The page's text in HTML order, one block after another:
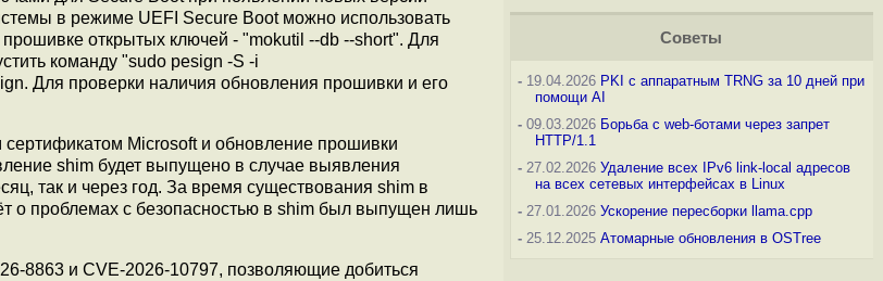
в режиме UEFI Secure Boot можно использовать
открытых ключей - "mokutil --db --short". Для
команду "sudo pesign -S -i
Для проверки наличия обновления прошивки и его
Microsoft и обновление прошивки
shim будет выпущено в случае выявления
так и через год. За время существования shim в
о проблемах c безопасностью в shim был выпущен лишь
8863 и CVE-2026-10797, позволяющие добиться
Советы
-19.04.2026 PKI с аппаратным TRNG за 10 дней при
помощи AI
-09.03.2026 Борьба с web-ботами через запрет
HTTP/1.1
-27.02.2026 Удаление всех IPv6 link-local адресов
на всех сетевых интерфейсах в Linux
-27.01.2026 Ускорение пересборки llama.cpp
-25.12.2025 Атомарные обновления в OSTree